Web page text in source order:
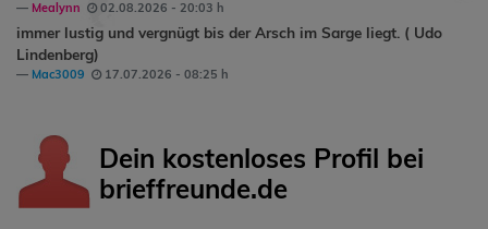
Mealynn 02.08.2026 - 20:03 h
immer lustig und vergnügt bis der Arsch im Sarge liegt. ( Udo
Lindenberg)
Mac3009 17.07.2026 - 08:25 h
Dein kostenloses Profil bei
brieffreunde.de